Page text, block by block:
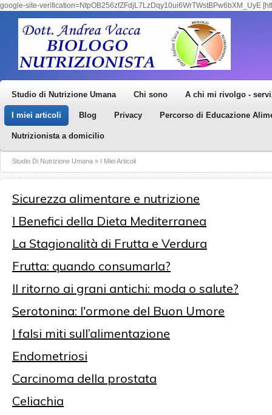
google-site-verification=NtpOB256zfZFdjL7LzDqy10ui6WrTWstBPw6bXM_UyE
Studio di Nutrizione Umana Chi sono A chi mi rivolgo -
I miei articoli Blog Privacy Percorso di Educazione
Nutrizionista a domicilio
Studio Di Nutrizione Umana » I Miei Articoli
Sicurezza alimentare e nutrizione
I Benefici della Dieta Mediterranea
La Stagionalità di Frutta e Verdura
Frutta: quando consumarla?
Il ritorno ai grani antichi: moda o salute?
Serotonina: l'ormone del Buon Umore
I falsi miti sull’alimentazione
Endometriosi
Carcinoma della prostata
Celiachia